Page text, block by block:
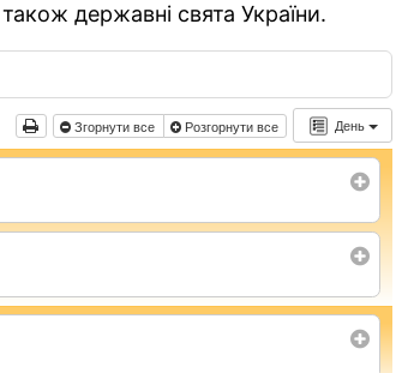
державні свята України.
День
Згорнути все Розгорнути все